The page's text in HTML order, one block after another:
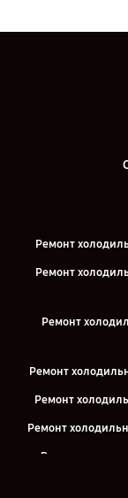
Ремонт
Ремонт
Ремонт
Ремонт
Ремонт
Ремонт
Ремонт